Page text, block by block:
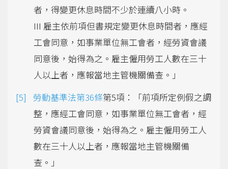
者，得變更休息時間不少於連續八小時。
III 雇主依前項但書規定變更休息時間者，應經
工會同意，如事業單位無工會者，經勞資會議
同意後，始得為之。雇主僱用勞工人數在三十
人以上者，應報當地主管機關備查。」
勞動基準法第36條第5項：「前項所定例假之調
整，應經工會同意，如事業單位無工會者，經
勞資會議同意後，始得為之。雇主僱用勞工人
數在三十人以上者，應報當地主管機關備
查。」